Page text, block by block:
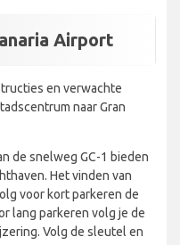
Airport
en verwachte
naar Gran
de snelweg GC-1 bieden
Het vinden van
voor kort parkeren de
lang parkeren volg je de
Volg de sleutel en